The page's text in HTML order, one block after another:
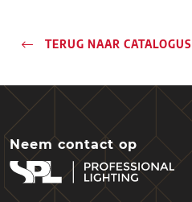
TERUG NAAR CATALOGUS
Neem contact op